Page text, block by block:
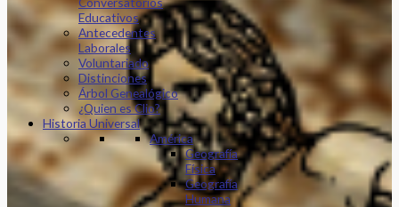
Educativos
Antecedentes
Laborales
Voluntariado
Distinciones
Árbol Genealógico
¿Quien es Clio?
Historia Universal
América
Geografía
Física
Geografía
Humana